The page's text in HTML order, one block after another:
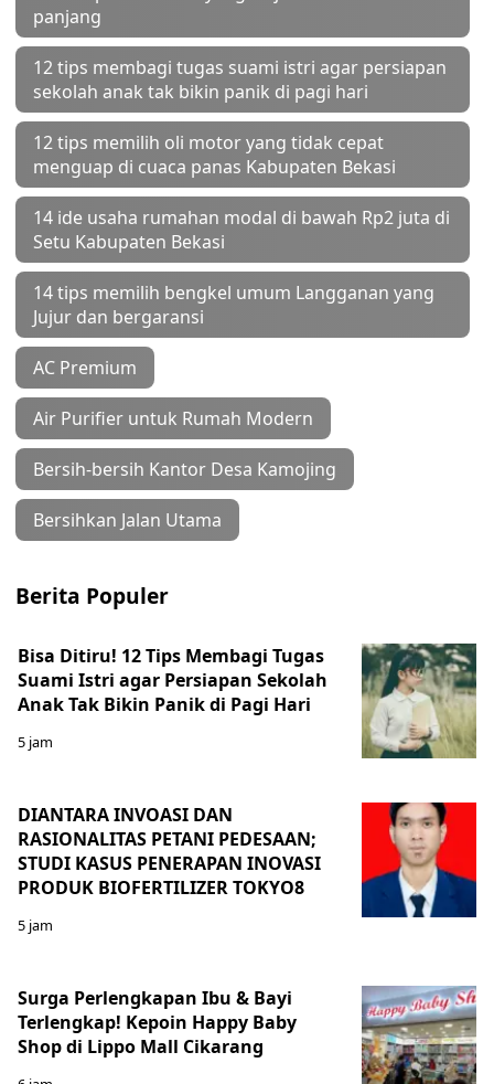
panjang
12 tips membagi tugas suami istri agar persiapan
sekolah anak tak bikin panik di pagi hari
12 tips memilih oli motor yang tidak cepat
menguap di cuaca panas Kabupaten Bekasi
14 ide usaha rumahan modal di bawah Rp2 juta di
Setu Kabupaten Bekasi
14 tips memilih bengkel umum Langganan yang
Jujur dan bergaransi
AC Premium
Air Purifier untuk Rumah Modern
Bersih-bersih Kantor Desa Kamojing
Bersihkan Jalan Utama
Berita Populer
Bisa Ditiru! 12 Tips Membagi Tugas
Suami Istri agar Persiapan Sekolah
Anak Tak Bikin Panik di Pagi Hari
5 jam
DIANTARA INVOASI DAN
RASIONALITAS PETANI PEDESAAN;
STUDI KASUS PENERAPAN INOVASI
PRODUK BIOFERTILIZER TOKYO8
5 jam
Surga Perlengkapan Ibu & Bayi
Terlengkap! Kepoin Happy Baby
Shop di Lippo Mall Cikarang